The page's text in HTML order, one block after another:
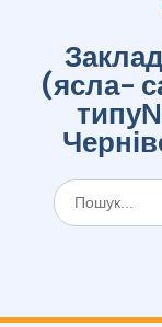
(ясла-
Шукати: